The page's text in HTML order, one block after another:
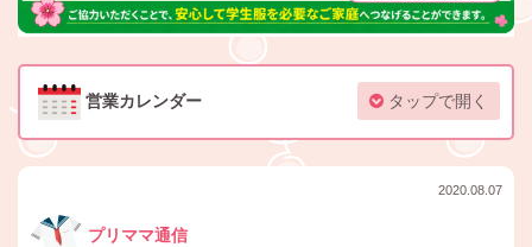
営業カレンダー タップで開く
2020.08.07
プリママ通信